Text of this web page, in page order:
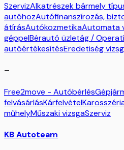
SzervizAlkatrészek bármely
autóhozAutófinanszírozás,
átírásAutókozmetikaAutomata
géppelBérautó üzletág /
autóértékesítésEredetiség
–
Free2move - Autóbérlés
felvásárlásKárfelvétel
műhelyMűszaki vizsgaSzerviz
KB Autoteam